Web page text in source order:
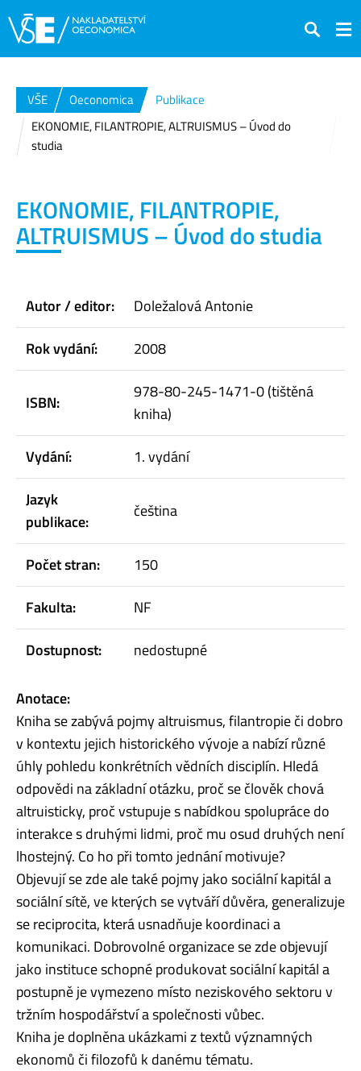
Hledat
VŠE Oeconomica
Publikace
EKONOMIE, FILANTROPIE, ALTRUISMUS – Úvod do
studia
EKONOMIE, FILANTROPIE,
ALTRUISMUS – Úvod do studia
Autor / editor:
Doležalová Antonie
Rok vydání:
2008
ISBN:
978-80-245-1471-0 (tištěná
kniha)
Vydání:
1. vydání
Jazyk
publikace:
čeština
Počet stran:
150
Fakulta:
NF
Dostupnost:
nedostupné
Anotace:
Kniha se zabývá pojmy altruismus, filantropie či dobro
v kontextu jejich historického vývoje a nabízí různé
úhly pohledu konkrétních vědních disciplín. Hledá
odpovědi na základní otázku, proč se člověk chová
altruisticky, proč vstupuje s nabídkou spolupráce do
interakce s druhými lidmi, proč mu osud druhých není
lhostejný. Co ho při tomto jednání motivuje?
Objevují se zde ale také pojmy jako sociální kapitál a
sociální sítě, ve kterých se vytváří důvěra, generalizuje
se reciprocita, která usnadňuje koordinaci a
komunikaci. Dobrovolné organizace se zde objevují
jako instituce schopné produkovat sociální kapitál a
postupně je vymezeno místo neziskového sektoru v
tržním hospodářství a společnosti vůbec.
Kniha je doplněna ukázkami z textů významných
ekonomů či filozofů k danému tématu.